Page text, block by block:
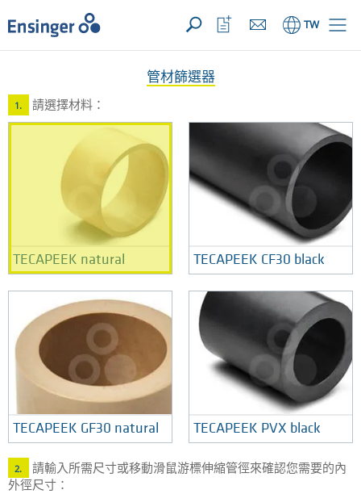
您的詢價 ({{productCount}} 產品) 開啟
首
頁
TW
開
啟
收
藏
清
管材篩選器
1. 請選擇材料：
TECAPEEK natural TECAPEEK CF30 black
TECAPEEK GF30 natural TECAPEEK PVX black
2.
請輸入所需尺寸或移動滑鼠游標伸縮管徑來確認您需要的內
外徑尺寸：